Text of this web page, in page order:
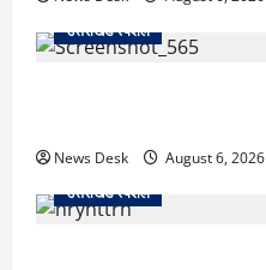
उत्तराखंड स्पेशल
News Desk August 6, 2026
उत्तराखंड स्पेशल